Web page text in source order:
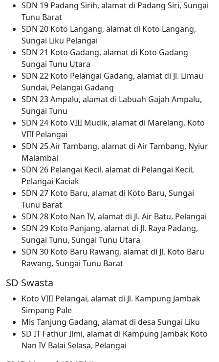
SDN 19 Padang Sirih, alamat di Padang Siri, Sungai
Tunu Barat
SDN 20 Koto Langang, alamat di Koto Langang,
Sungai Liku Pelangai
SDN 21 Koto Gadang, alamat di Koto Gadang
Sungai Tunu Utara
SDN 22 Koto Pelangai Gadang, alamat di Jl. Limau
Sundai, Pelangai Gadang
SDN 23 Ampalu, alamat di Labuah Gajah Ampalu,
Sungai Tunu
SDN 24 Koto VIII Mudik, alamat di Marelang, Koto
VIII Pelangai
SDN 25 Air Tambang, alamat di Air Tambang, Nyiur
Malambai
SDN 26 Pelangai Kecil, alamat di Pelangai Kecil,
Pelangai Kaciak
SDN 27 Koto Baru, alamat di Koto Baru, Sungai
Tunu Barat
SDN 28 Koto Nan IV, alamat di Jl. Air Batu, Pelangai
SDN 29 Koto Panjang, alamat di Jl. Raya Padang,
Sungai Tunu, Sungai Tunu Utara
SDN 30 Koto Baru Rawang, alamat di Jl. Koto Baru
Rawang, Sungai Tunu Barat
SD Swasta
Koto VIII Pelangai, alamat di Jl. Kampung Jambak
Simpang Pale
Mis Tanjung Gadang, alamat di desa Sungai Liku
SD IT Fathur Ilmi, alamat di Kampung Jambak Koto
Nan IV Balai Selasa, Pelangai